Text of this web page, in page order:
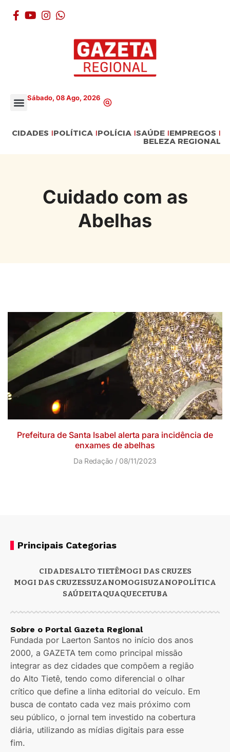
Sábado, 08 Ago, 2026
CIDADES POLÍTICA POLÍCIA SAÚDE EMPREGOS
BELEZA REGIONAL
Cuidado com as
Abelhas
Prefeitura de Santa Isabel alerta para incidência de
enxames de abelhas
Da Redação 08/11/2023
Principais Categorias
CIDADESALTO TIETÊMOGI DAS CRUZES
MOGI DAS CRUZESSUZANOMOGISUZANOPOLÍTICA
SAÚDEITAQUAQUECETUBA
Sobre o Portal Gazeta Regional
Fundada por Laerton Santos no início dos anos
2000, a GAZETA tem como principal missão
integrar as dez cidades que compõem a região
do Alto Tietê, tendo como diferencial o olhar
crítico que define a linha editorial do veículo. Em
busca de contato cada vez mais próximo com
seu público, o jornal tem investido na cobertura
diária, utilizando as mídias digitais para esse
fim.